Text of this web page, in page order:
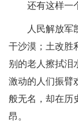
还有这样一
人民解放军凯
干沙漠；土改胜
别的老人擦拭泪
激动的人们振
般无名，却在历
昂。